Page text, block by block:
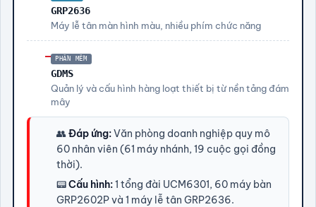
GRP2636
Máy lễ tân màn hình màu, nhiều phím chức năng
— PHẦN MỀM
GDMS
Quản lý và cấu hình hàng loạt thiết bị từ nền tảng đám
mây
👥Đáp ứng:Văn phòng doanh nghiệp quy mô
60 nhân viên (61 máy nhánh, 19 cuộc gọi đồng
thời).
📟Cấu hình:1 tổng đài UCM6301, 60 máy bàn
GRP2602P và 1 máy lễ tân GRP2636.